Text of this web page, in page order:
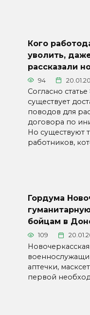
Кого
уволить,
рассказали
94
Согласно
существует
поводов для
договора по
Но существуют
работников,
Гордума
бойцам в
109
аптечки,
первой